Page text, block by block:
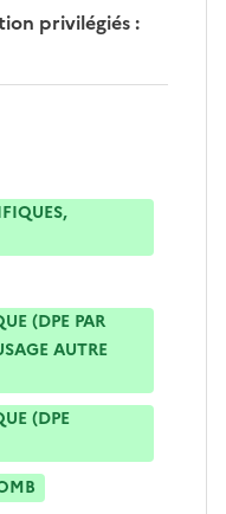
privilégiés:
(DPE PAR
AUTRE
(DPE